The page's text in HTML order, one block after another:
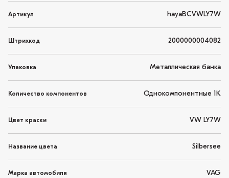
Артикул hayaBCVWLY7W
Штрихкод 2000000004082
Упаковка Металлическая банка
Количество компонентов Однокомпонентные 1K
Цвет краски VW LY7W
Название цвета Silbersee
Марка автомобиля VAG